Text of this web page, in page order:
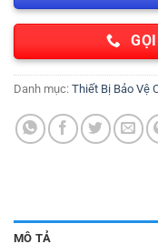
Danh mục: Thiết Bị Bảo Vệ
MÔ TẢ